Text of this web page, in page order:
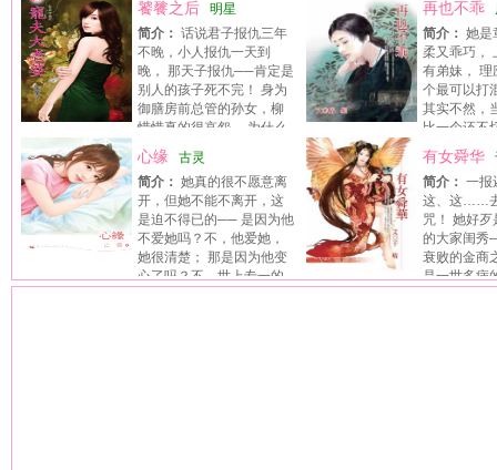
饕餮之后
明星
简介： 话说君子报仇三年
不晚，小人报仇一天到
晚， 那天子报仇──肯定是
别人的孩子死不完！ 身为
御膳房前总管的孙女，柳
惜惜真的很哀怨， 为什么
要放著肚皮饱饱、脑袋空空的米虫日子不过……
再也不乖
简介： 她是
柔又乖巧，
有弟妹， 理
个最可以打
其实不然，
比一个还不
时， 身为章家老三的她，竟成了
赖的支柱！ 这到底是好是坏？
说，她有个圣母属性， 一家子兄
她的圣母属性， 毫无愧疚地过著
地厚的富家子生活； 亲朋好友因
性， 恣意而畅快地予取予求，全
何物！ 啊，原来，是她惯坏了
没有重来这回事， 谁知道，在她
心缘
古灵
简介： 她真的很不愿意离
开，但她不能不离开，这
是迫不得已的── 是因为他
不爱她吗？不，他爱她，
她很清楚； 那是因为他变
心了吗？不，世上专一的
有女舜华
简介： 一
这、这……
咒！ 她好
的大家闺
衰败的金商
是一世多病